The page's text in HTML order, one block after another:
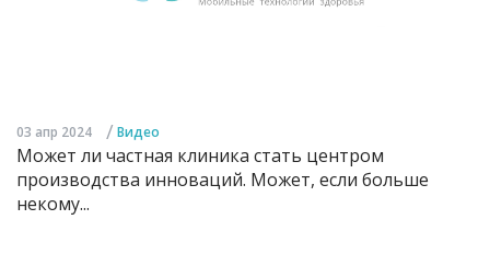
03 апр 2024 / Видео
Может ли частная клиника стать центром
производства инноваций. Может, если больше
некому...